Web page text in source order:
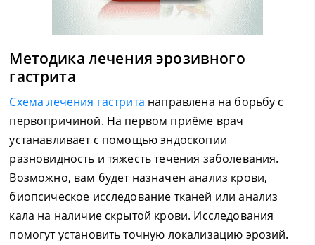
Методика лечения эрозивного
гастрита
Схема лечения гастрита направлена на борьбу с
первопричиной. На первом приёме врач
устанавливает с помощью эндоскопии
разновидность и тяжесть течения заболевания.
Возможно, вам будет назначен анализ крови,
биопсическое исследование тканей или анализ
кала на наличие скрытой крови. Исследования
помогут установить точную локализацию эрозий.